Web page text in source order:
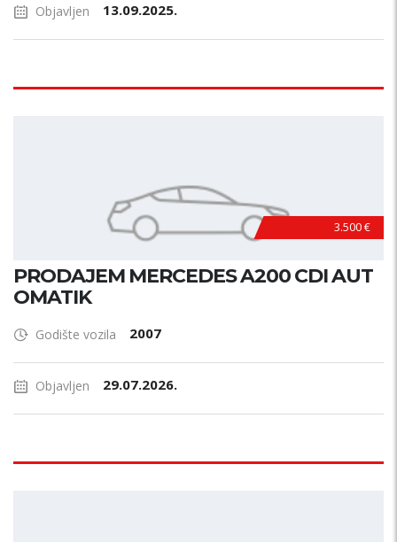
Objavljen 13.09.2025.
3.500 €
PRODAJEM MERCEDES A200 CDI AUT
OMATIK
Godište vozila 2007
Objavljen 29.07.2026.